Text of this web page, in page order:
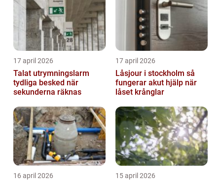
17 april 2026
Talat utrymningslarm
tydliga besked när
sekunderna räknas
17 april 2026
Låsjour i stockholm så
fungerar akut hjälp när
låset krånglar
16 april 2026 15 april 2026